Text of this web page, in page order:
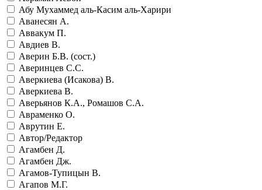
Абу Мухаммед аль-Касим аль-Харири
Аванесян А.
Аввакум П.
Авдиев В.
Аверин Б.В. (сост.)
Аверинцев С.С.
Аверкиева (Исакова) В.
Аверкиева В.
Аверьянов К.А., Ромашов С.А.
Авраменко О.
Аврутин Е.
Автор/Редактор
Агамбен Д.
Агамбен Дж.
Агамов-Тупицын В.
Агапов М.Г.